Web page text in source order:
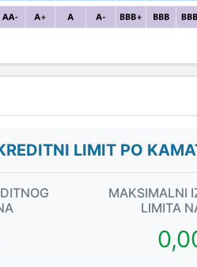
LIMIT PO
MAKSIMALNI
LIMITA